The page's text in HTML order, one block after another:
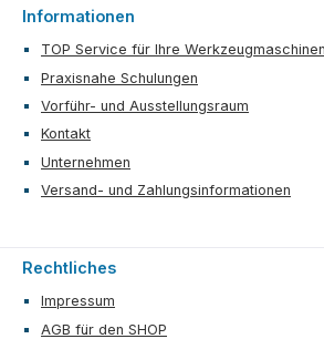
Informationen
TOP Service für Ihre Werkzeugmaschinen
Praxisnahe Schulungen
Vorführ- und Ausstellungsraum
Kontakt
Unternehmen
Versand- und Zahlungsinformationen
Rechtliches
Impressum
AGB für den SHOP